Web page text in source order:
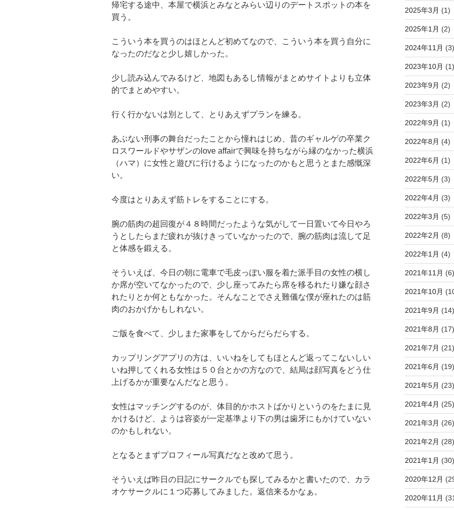
帰宅する途中、本屋で横浜とみなとみらい辺りのデートスポットの本を
買う。
こういう本を買うのはほとんど初めてなので、こういう本を買う自分に
なったのだなと少し嬉しかった。
少し読み込んでみるけど、地図もあるし情報がまとめサイトよりも立体
的でまとめやすい。
行く行かないは別として、とりあえずプランを練る。
あぶない刑事の舞台だったことから憧れはじめ、昔のギャルゲの卒業ク
ロスワールドやサザンのlove affairで興味を持ちながら縁のなかった横浜
（ハマ）に女性と遊びに行けるようになったのかもと思うとまた感慨深
い。
今度はとりあえず筋トレをすることにする。
腕の筋肉の超回復が４８時間だったような気がして一日置いて今日やろ
うとしたらまだ疲れが抜けきっていなかったので、腕の筋肉は流して足
と体感を鍛える。
そういえば、今日の朝に電車で毛皮っぽい服を着た派手目の女性の横し
か席が空いてなかったので、少し座ってみたら席を移るれたり嫌な顔さ
れたりとか何ともなかった。そんなことでさえ難儀な僕が座れたのは筋
肉のおかげかもしれない。
ご版を食べて、少しまた家事をしてからだらだらする。
カップリングアプリの方は、いいねをしてもほとんど返ってこないしい
いね押してくれる女性は５０台とかの方なので、結局は顔写真をどう仕
上げるかが重要なんだなと思う。
女性はマッチングするのが、体目的かホストばかりというのをたまに見
かけるけど、ようは容姿が一定基準より下の男は歯牙にもかけていない
のかもしれない。
となるとまずプロフィール写真だなと改めて思う。
そういえば昨日の日記にサークルでも探してみるかと書いたので、カラ
オケサークルに１つ応募してみました。返信来るかなぁ。
2025年3月 (1)
2025年1月 (2)
2024年11月 (3)
2023年10月 (1)
2023年9月 (2)
2023年3月 (2)
2022年9月 (1)
2022年8月 (4)
2022年6月 (1)
2022年5月 (3)
2022年4月 (3)
2022年3月 (5)
2022年2月 (8)
2022年1月 (4)
2021年11月 (6)
2021年10月
2021年9月 (14)
2021年8月 (17)
2021年7月 (21)
2021年6月 (19)
2021年5月 (23)
2021年4月 (25)
2021年3月 (26)
2021年2月 (28)
2021年1月 (30)
2020年12月
2020年11月